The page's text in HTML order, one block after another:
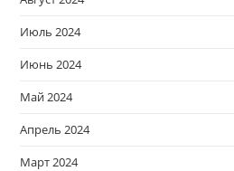
Июль 2024
Июнь 2024
Май 2024
Апрель 2024
Март 2024